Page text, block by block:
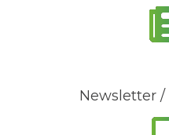
Newsletter /